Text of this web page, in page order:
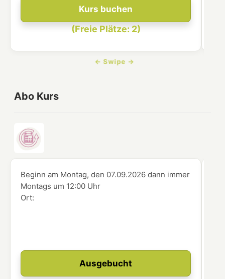
Kurs buchen
(Freie Plätze: 2)
Abo Kurs
Ausgebucht
Beginn am Montag, den 07.09.2026dann immer
Montags um 12:00 Uhr
Ort: